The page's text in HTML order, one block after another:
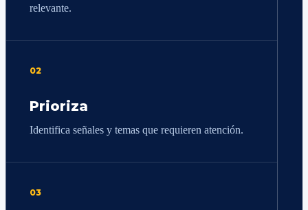
relevante.
02
Prioriza
Identifica señales y temas que requieren atención.
03